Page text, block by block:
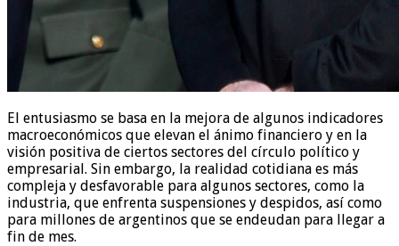
El entusiasmo se basa en la mejora de algunos indicadores
macroeconómicos que elevan el ánimo financiero y en la
visión positiva de ciertos sectores del círculo político y
empresarial. Sin embargo, la realidad cotidiana es más
compleja y desfavorable para algunos sectores, como la
industria, que enfrenta suspensiones y despidos, así como
para millones de argentinos que se endeudan para llegar a
fin de mes.